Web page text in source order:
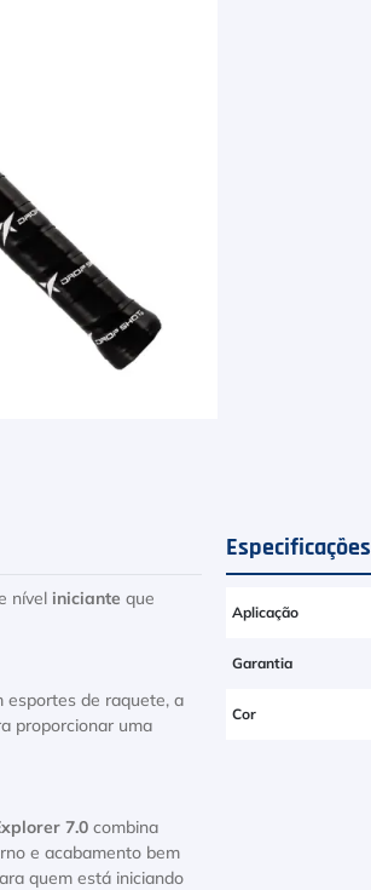
nível iniciante que
esportes de raquete, a
proporcionar uma
7.0 combina
e acabamento bem
quem está iniciando
Especificações
Aplicação
Garantia
Cor